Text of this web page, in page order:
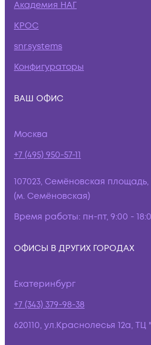
Академия НАГ
КРОС
snr.systems
Конфигураторы
ВАШ ОФИС
Москва
+7 (495) 950-57-11
107023, Семёновская
(м. Семёновская)
Время работы: пн-пт, 9:00 -
ОФИСЫ В ДРУГИХ ГОРОДАХ
Екатеринбург
+7 (343) 379-98-38
620110, ул.Краснолесья 12а,